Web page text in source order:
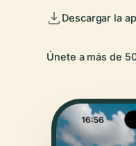
Descargar la
Únete a más de